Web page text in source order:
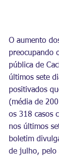
O aumento
preocupando
pública de
últimos sete
positivados
(média de
os 318 casos
nos últimos
boletim
de julho, pelo